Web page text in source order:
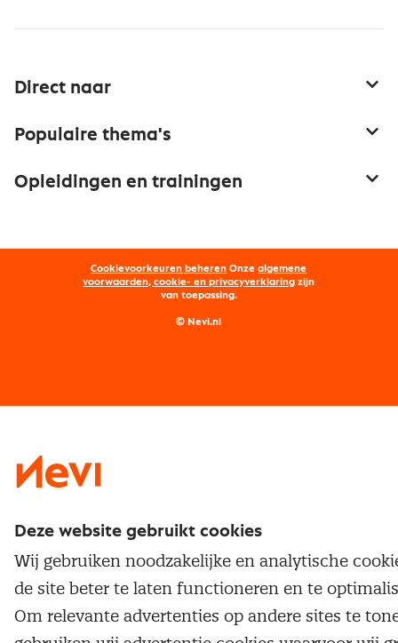
Direct naar
Netwerk en communities
Word lid van Nevi
Nevi PMI®
Populaire thema's
Onderhandelen
Opleidingen en trainingen
Opleidingen
Maatwerk
Cookievoorkeuren beheren Onzealgemene
voorwaarden, cookie- en privacyverklaring zijn
van toepassing.
© Nevi.nl
Deze website gebruikt cookies
Wij gebruiken noodzakelijke en analytische
de site beter te laten functioneren en te
Om relevante advertenties op andere sites te